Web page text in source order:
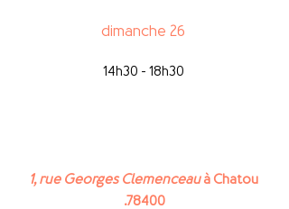
dimanche 26
14h30 - 18h30
1, rue Georges Clemenceau à Chatou
.78400